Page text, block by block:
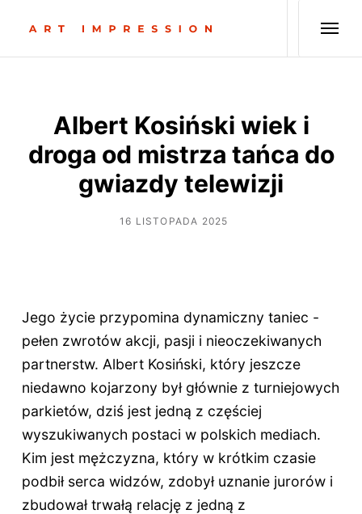
Albert Kosiński wiek i
droga od mistrza tańca do
gwiazdy telewizji
16 LISTOPADA 2025
Jego życie przypomina dynamiczny taniec -
pełen zwrotów akcji, pasji i nieoczekiwanych
partnerstw. Albert Kosiński, który jeszcze
niedawno kojarzony był głównie z turniejowych
parkietów, dziś jest jedną z częściej
wyszukiwanych postaci w polskich mediach.
Kim jest mężczyzna, który w krótkim czasie
podbił serca widzów, zdobył uznanie jurorów i
zbudował trwałą relację z jedną z